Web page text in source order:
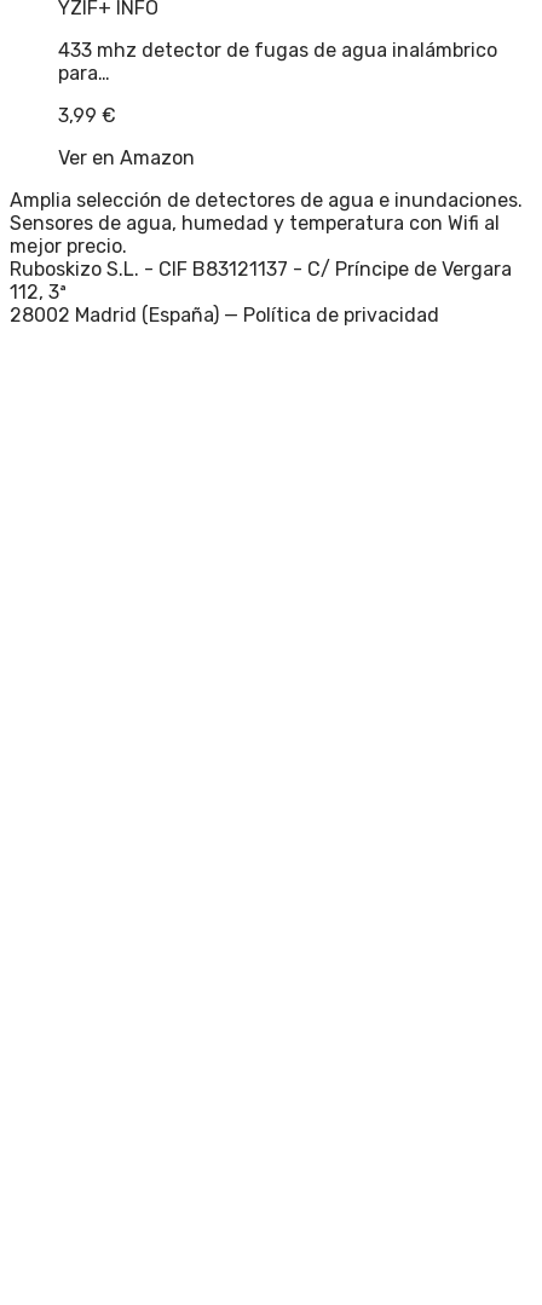
YZIF+ INFO
433 mhz detector de fugas de agua inalámbrico
para…
3,99 €
Ver en Amazon
Amplia selección de detectores de agua e inundaciones.
Sensores de agua, humedad y temperatura con Wifi al
mejor precio.
Ruboskizo S.L. - CIF B83121137 - C/ Príncipe de Vergara
112, 3ª
28002 Madrid (España) — Política de privacidad